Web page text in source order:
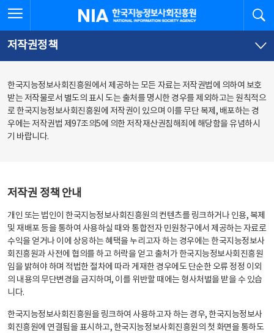
문
로
가
체
뉴
바
가
한국지능정보사회진흥원
저작권정책
한국지능정보사회진흥원에서 제공하는 모든 자료는 저작권법에 의하여 보호
받는 저작물로서 별도의 표시 도는 출처를 명시한 경우를 제외하고는 원칙적으
로 한국지능정보사회진흥원에 저작권이 있으며 이를 무단 복제, 배포하는 경
우에는 저작권법 제97조의5에 의한 저작재산권침해죄에 해당함을 유념하시
기 바랍니다.
저작권 정책 안내
개인 또는 법인이 한국지능정보사회진흥원의 컨텐츠를 링크하거나 인용, 복제
및 재배포 등을 통하여 사용하실 때와 통합전자 민원창구에서 제공하는 자료로
수익을 얻거나 이에 상응하는 혜택을 누리고자 하는 경우에는 한국지능정보사
회진흥원과 사전에 협의를 하고 허락을 얻고 출처가 한국지능정보사회진흥원
임을 밝혀야 하며 적법한 절차에 따라 게재한 경우에도 단순한 오류 정정 이외
의 내용의 무단변경을 금지하며, 이를 위반할 때에는 형사처벌을 받을 수 있습
니다.
한국지능정보사회진흥원을 링크하여 사용하고자 하는 경우, 한국지능정보사
회진흥원에 연결됨을 표시하고, 한국지능정보사회진흥원의 첫 화면을 통하도